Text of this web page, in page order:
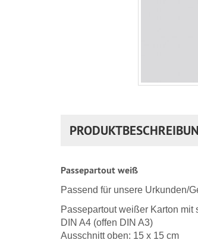
Passepartout weiß
Passend für unsere Urkunden/
Passepartout weißer Karton mit
DIN A4 (offen DIN A3)
Ausschnitt oben: 15 x 15 cm